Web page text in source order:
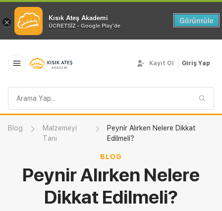
× Kısık Ateş Akademi
ÜCRETSİZ - Google Play'de
Görüntüle
sorgusu
Kayıt Ol Giriş Yap
Blog
Malzemeyi
Tanı
Peynir Alırken Nelere Dikkat
Edilmeli?
BLOG
Peynir Alırken Nelere
Dikkat Edilmeli?